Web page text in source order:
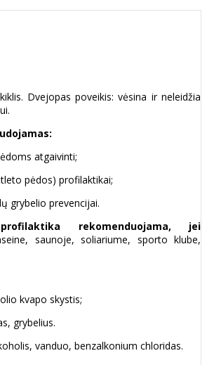
Dvejopas poveikis: vėsina ir neleidžia
atgaivinti;
pėdos) profilaktikai;
grybelio prevencijai.
rekomenduojama, jei
saunoje, soliariume, sporto klube,
kvapo skystis;
grybelius.
vanduo, benzalkonium chloridas.